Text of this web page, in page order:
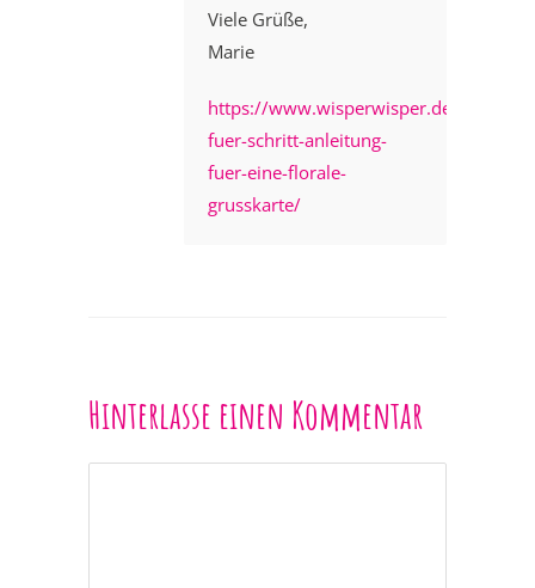
Viele Grüße,
Marie
https://www.wisperwisper.de/2023/
fuer-schritt-anleitung-
fuer-eine-florale-
grusskarte/
Hinterlasse einen Kommentar